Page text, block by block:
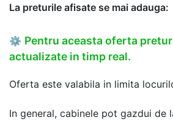
La preturile afisate se mai adauga:
⚙ Pentru aceasta oferta
actualizate in timp real.
Oferta este valabila in limita
In general, cabinele pot gazdui de